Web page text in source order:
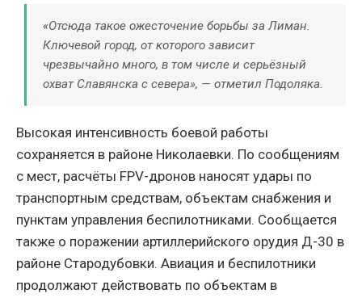
«Отсюда такое ожесточение борьбы за Лиман.
Ключевой город, от которого зависит
чрезвычайно много, в том числе и серьёзный
охват Славянска с севера», — отметил Подоляка.
Высокая интенсивность боевой работы
сохраняется в районе Николаевки. По сообщениям
с мест, расчёты FPV-дронов наносят удары по
транспортным средствам, объектам снабжения и
пунктам управления беспилотниками. Сообщается
также о поражении артиллерийского орудия Д-30 в
районе Стародубовки. Авиация и беспилотники
продолжают действовать по объектам в